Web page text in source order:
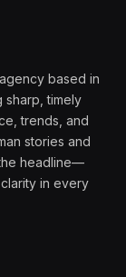
based in
timely
trends, and
stories and
headline—
in every